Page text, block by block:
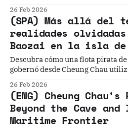
l'héritage de la Flotte du Drapeau
26 Feb 2026
(SPA) Más allá del
realidades olvidadas
Baozai en la isla de
Descubra cómo una flota pirata
gobernó desde Cheung Chau
profundo del legado de la Flota
26 Feb 2026
(ENG) Cheung
Beyond the Cave
Maritime Frontier